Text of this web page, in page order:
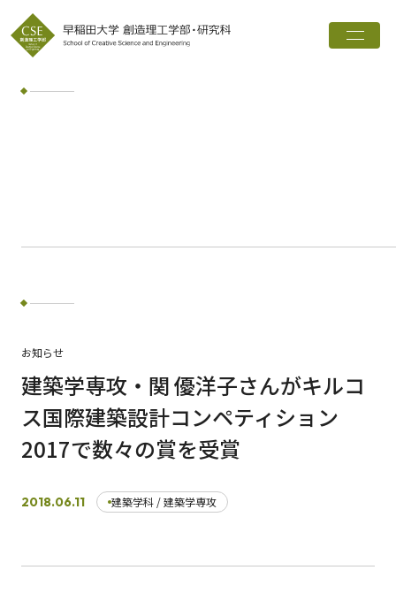
トップ
創造理工学部とは
ワード検索
検索
早稲田大学 早稲田大学 理工学術院
日本語 English
お知らせ
建築学専攻・関 優洋子さんがキルコ
ス国際建築設計コンペティション
2017で数々の賞を受賞
2018.06.11 建築学科 / 建築学専攻